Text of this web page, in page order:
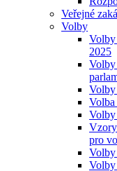
Veřejné
Volby
Volby
2025
Volby
Volby
Volba
Volby
pro
Volby
Volby